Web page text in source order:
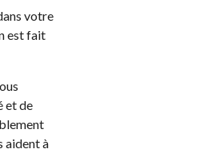
votre
est fait
et de
aident à